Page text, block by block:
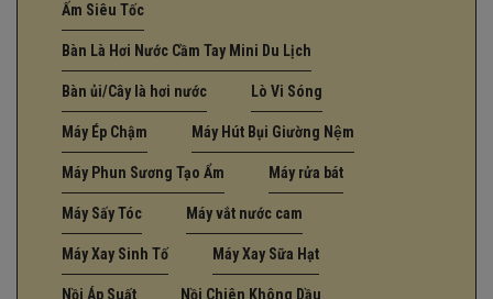
Ấm Siêu Tốc
Bàn Là Hơi Nước Cầm Tay Mini Du Lịch
Bàn ủi/Cây là hơi nước Lò Vi Sóng
Máy Ép Chậm Máy Hút Bụi Giường Nệm
Máy Phun Sương Tạo Ẩm Máy rửa bát
Máy Sấy Tóc Máy vắt nước cam
Máy Xay Sinh Tố Máy Xay Sữa Hạt
Nồi Áp Suất Nồi Chiên Không Dầu